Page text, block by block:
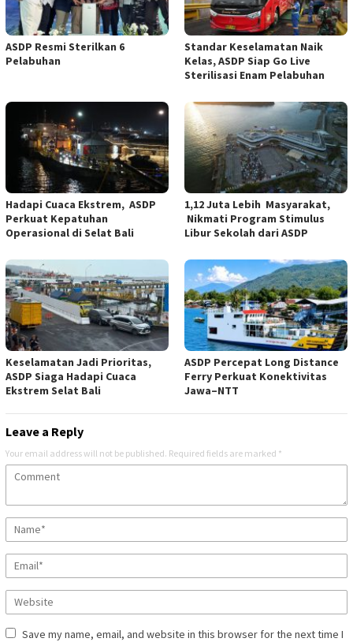
ASDP Resmi Sterilkan 6
Pelabuhan
Standar Keselamatan Naik
Kelas, ASDP Siap Go Live
Sterilisasi Enam Pelabuhan
Hadapi Cuaca Ekstrem, ASDP
Perkuat Kepatuhan
Operasional di Selat Bali
1,12 Juta Lebih Masyarakat,
Nikmati Program Stimulus
Libur Sekolah dari ASDP
Keselamatan Jadi Prioritas,
ASDP Siaga Hadapi Cuaca
Ekstrem Selat Bali
ASDP Percepat Long Distance
Ferry Perkuat Konektivitas
Jawa–NTT
Leave a Reply
Your email address will not be published. Required fields are marked *
Save my name, email, and website in this browser for the next time I